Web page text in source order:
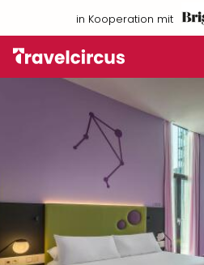
in Kooperation mit